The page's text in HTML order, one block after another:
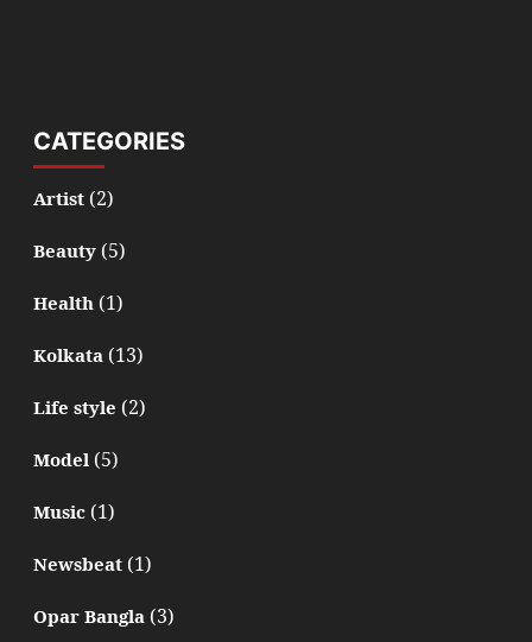
CATEGORIES
Artist(2)
Beauty(5)
Health(1)
Kolkata(13)
Life style (2)
Model(5)
Music(1)
Newsbeat(1)
Opar Bangla(3)